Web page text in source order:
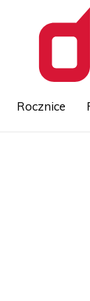
Rocznice